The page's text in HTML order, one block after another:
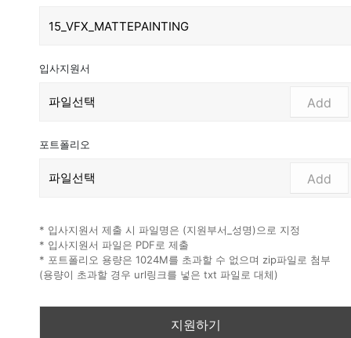
입사지원서
Add
포트폴리오
Add
* 입사지원서 제출 시 파일명은 (지원부서_성명)으로 지정
* 입사지원서 파일은 PDF로 제출
* 포트폴리오 용량은 1024M를 초과할 수 없으며 zip파일로 첨부
(용량이 초과할 경우 url링크를 넣은 txt 파일로 대체)